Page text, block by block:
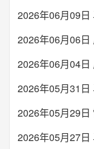
2026年05月31日
2026年05月29日
2026年05月27日